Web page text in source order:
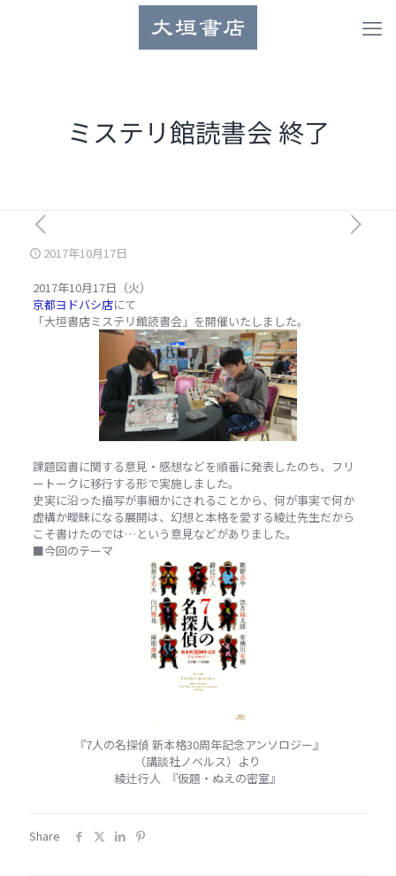
ミステリ館読書会 終了
2017年10月17日
2017年10月17日（火）
京都ヨドバシ店にて
「大垣書店ミステリ館読書会」を開催いたしました。
課題図書に関する意見・感想などを順番に発表したのち、フリ
ートークに移行する形で実施しました。
史実に沿った描写が事細かにされることから、何が事実で何か
虚構か曖昧になる展開は、幻想と本格を愛する綾辻先生だから
こそ書けたのでは…という意見などがありました。
■今回のテーマ
『7人の名探偵 新本格30周年記念アンソロジー』
（講談社ノベルス）より
綾辻行人 『仮題・ぬえの密室』
Share